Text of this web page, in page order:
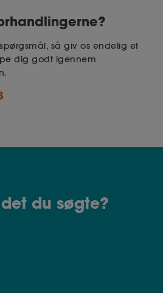
kan dog vælge at
om lockout.
din arbejdsgiver ønsker at
og hvis du bliver sendt
under konfliktenså giv os endelig et
dig godt igennem
du søgte?